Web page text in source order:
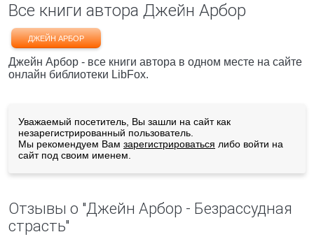
Все книги автора Джейн Арбор
ДЖЕЙН АРБОР
Джейн Арбор - все книги автора в одном месте на сайте
онлайн библиотеки LibFox.
Уважаемый посетитель, Вы зашли на сайт как
незарегистрированный пользователь.
Мы рекомендуем Вам зарегистрироваться либо войти на
сайт под своим именем.
Отзывы о "Джейн Арбор - Безрассудная
страсть"